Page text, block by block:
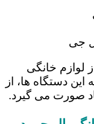
جی
لوازم خانگی
دستگاه ها، از
صورت می گیرد.